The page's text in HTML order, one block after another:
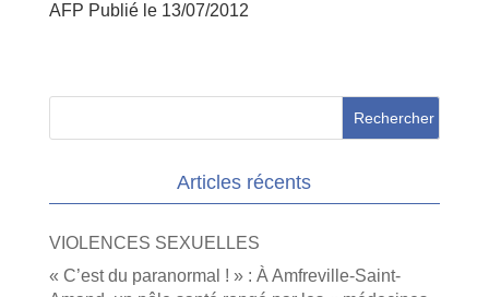
AFP Publié le 13/07/2012
Articles récents
VIOLENCES SEXUELLES
« C’est du paranormal ! » : À Amfreville-Saint-